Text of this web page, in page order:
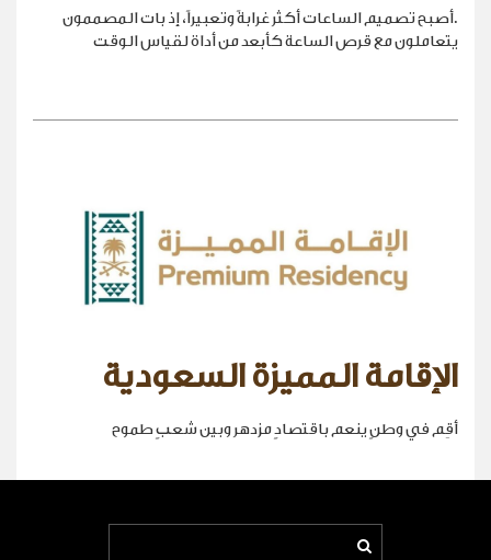
.أصبح تصميم الساعات أكثر غرابةً وتعبيراً، إذ بات المصممون
يتعاملون مع قرص الساعة كأبعد من أداة لقياس الوقت
الإقامة المميزة السعودية
أقِم في وطنٍ ينعم باقتصادٍ مزدهر وبين شعبٍ طموح